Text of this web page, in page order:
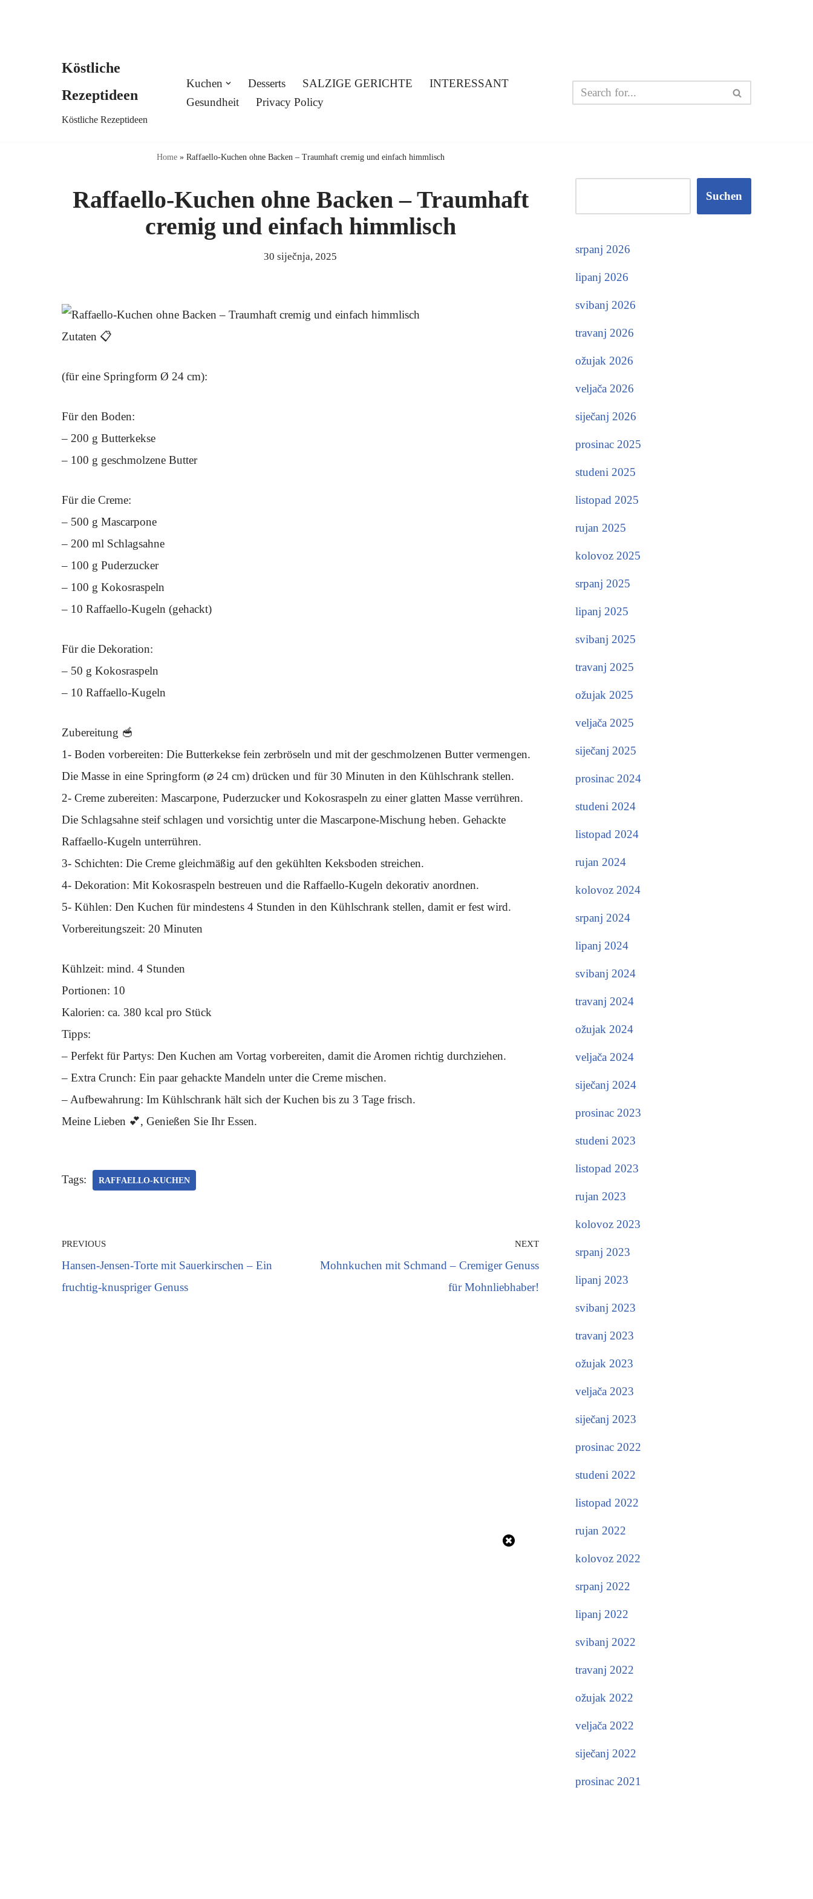
Köstliche
Rezeptideen
Köstliche Rezeptideen
Kuchen Desserts SALZIGE GERICHTE
INTERESSANT
Gesundheit
Privacy Policy
Home» Raffaello-Kuchen ohne Backen – Traumhaft cremig und einfach himmlisch
Raffaello-Kuchen ohne Backen – Traumhaft
cremig und einfach himmlisch
30 siječnja, 2025
Zutaten 📋
(für eine Springform Ø 24 cm):
Für den Boden:
– 200 g Butterkekse
– 100 g geschmolzene Butter
Für die Creme:
– 500 g Mascarpone
– 200 ml Schlagsahne
– 100 g Puderzucker
– 100 g Kokosraspeln
– 10 Raffaello-Kugeln (gehackt)
Für die Dekoration:
– 50 g Kokosraspeln
– 10 Raffaello-Kugeln
Zubereitung 🥣
1- Boden vorbereiten: Die Butterkekse fein zerbröseln und mit der geschmolzenen Butter vermengen.
Die Masse in eine Springform (⌀ 24 cm) drücken und für 30 Minuten in den Kühlschrank stellen.
2- Creme zubereiten: Mascarpone, Puderzucker und Kokosraspeln zu einer glatten Masse verrühren.
Die Schlagsahne steif schlagen und vorsichtig unter die Mascarpone-Mischung heben. Gehackte
Raffaello-Kugeln unterrühren.
3- Schichten: Die Creme gleichmäßig auf den gekühlten Keksboden streichen.
4- Dekoration: Mit Kokosraspeln bestreuen und die Raffaello-Kugeln dekorativ anordnen.
5- Kühlen: Den Kuchen für mindestens 4 Stunden in den Kühlschrank stellen, damit er fest wird.
Vorbereitungszeit: 20 Minuten
Kühlzeit: mind. 4 Stunden
Portionen: 10
Kalorien: ca. 380 kcal pro Stück
Tipps:
– Perfekt für Partys: Den Kuchen am Vortag vorbereiten, damit die Aromen richtig durchziehen.
– Extra Crunch: Ein paar gehackte Mandeln unter die Creme mischen.
– Aufbewahrung: Im Kühlschrank hält sich der Kuchen bis zu 3 Tage frisch.
Meine Lieben 💕, Genießen Sie Ihr Essen.
Tags: RAFFAELLO-KUCHEN
PREVIOUS
Hansen-Jensen-Torte mit Sauerkirschen – Ein
fruchtig-knuspriger Genuss
NEXT
Mohnkuchen mit Schmand – Cremiger Genuss
für Mohnliebhaber!
Suchen
srpanj 2026
lipanj 2026
svibanj 2026
travanj 2026
ožujak 2026
veljača 2026
siječanj 2026
prosinac 2025
studeni 2025
listopad 2025
rujan 2025
kolovoz 2025
srpanj 2025
lipanj 2025
svibanj 2025
travanj 2025
ožujak 2025
veljača 2025
siječanj 2025
prosinac 2024
studeni 2024
listopad 2024
rujan 2024
kolovoz 2024
srpanj 2024
lipanj 2024
svibanj 2024
travanj 2024
ožujak 2024
veljača 2024
siječanj 2024
prosinac 2023
studeni 2023
listopad 2023
rujan 2023
kolovoz 2023
srpanj 2023
lipanj 2023
svibanj 2023
travanj 2023
ožujak 2023
veljača 2023
siječanj 2023
prosinac 2022
studeni 2022
listopad 2022
rujan 2022
kolovoz 2022
srpanj 2022
lipanj 2022
svibanj 2022
travanj 2022
ožujak 2022
veljača 2022
siječanj 2022
prosinac 2021